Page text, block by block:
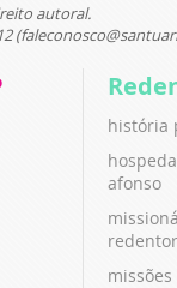
autoral.
história
afonso